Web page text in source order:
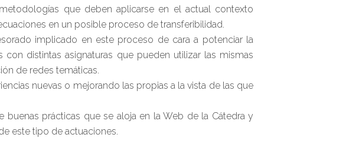
que deben aplicarse en el actual contexto
en un posible proceso de transferibilidad.
implicado en este proceso de cara a potenciar la
distintas asignaturas que pueden utilizar las mismas
de redes temáticas.
nuevas o mejorando las propias a la vista de las que
prácticas que se aloja en la Web de la Cátedra y
este tipo de actuaciones.